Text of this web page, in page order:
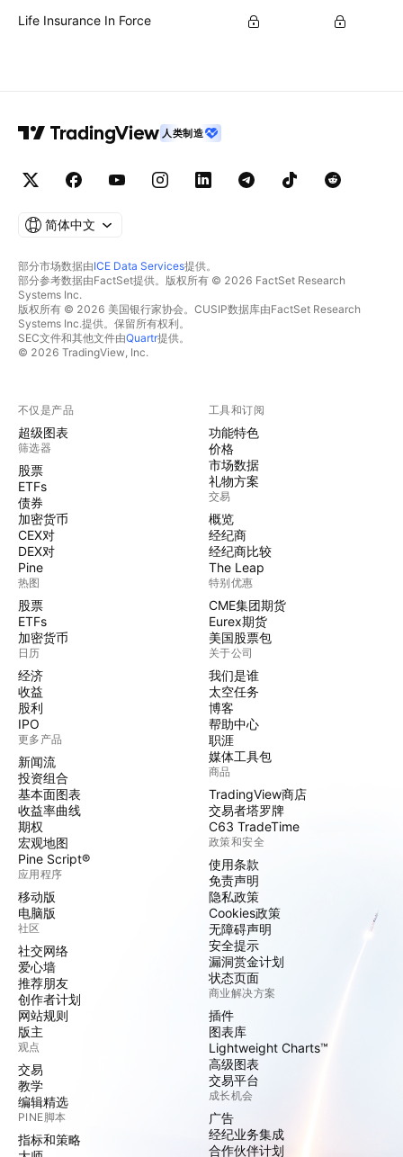
Life Insurance In Force
人类制造
简体中文
部分市场数据由ICE Data Services提供。
部分参考数据由FactSet提供。版权所有 © 2026 FactSet Research
Systems Inc.
版权所有 © 2026 美国银行家协会。CUSIP数据库由FactSet Research
Systems Inc.提供。保留所有权利。
SEC文件和其他文件由Quartr提供。
© 2026 TradingView, Inc.
不仅是产品
超级图表
筛选器
股票
ETFs
债券
加密货币
CEX对
DEX对
Pine
热图
股票
ETFs
加密货币
日历
经济
收益
股利
IPO
更多产品
新闻流
投资组合
基本面图表
收益率曲线
期权
宏观地图
Pine Script®
应用程序
移动版
电脑版
社区
社交网络
爱心墙
推荐朋友
创作者计划
网站规则
版主
观点
交易
教学
编辑精选
PINE脚本
指标和策略
工具和订阅
功能特色
价格
市场数据
礼物方案
交易
概览
经纪商
经纪商比较
The Leap
特别优惠
CME集团期货
Eurex期货
美国股票包
关于公司
我们是谁
太空任务
博客
帮助中心
职涯
媒体工具包
商品
TradingView商店
交易者塔罗牌
C63 TradeTime
政策和安全
使用条款
免责声明
隐私政策
Cookies政策
无障碍声明
安全提示
漏洞赏金计划
状态页面
商业解决方案
插件
图表库
Lightweight Charts™
高级图表
交易平台
成长机会
广告
经纪业务集成
合作伙伴计划